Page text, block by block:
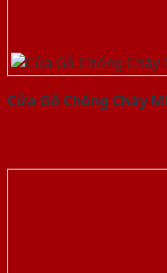
Cửa Gỗ Chống Cháy